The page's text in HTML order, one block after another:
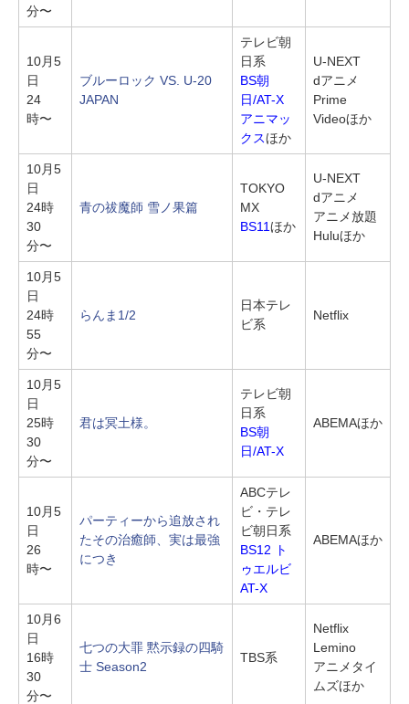
分〜
10月5
日
24
時〜
ブルーロック VS. U-20
JAPAN
テレビ朝
日系
BS朝
日/AT-X
アニマッ
クスほか
U-NEXT
dアニメ
Prime
Videoほか
10月5
日
24時
30
分〜
青の祓魔師 雪ノ果篇
TOKYO
MX
BS11ほか
U-NEXT
dアニメ
アニメ放題
Huluほか
10月5
日
24時
55
分〜
らんま1/2
日本テレ
ビ系
Netflix
10月5
日
25時
30
分〜
君は冥土様。
テレビ朝
日系
BS朝
日/AT-X
ABEMAほか
10月5
日
26
時〜
パーティーから追放され
たその治癒師、実は最強
につき
ABCテレ
ビ・テレ
ビ朝日系
BS12 ト
ゥエルビ
AT-X
ABEMAほか
10月6
日
16時
30
分〜
七つの大罪 黙示録の四騎
士 Season2
TBS系
Netflix
Lemino
アニメタイ
ムズほか